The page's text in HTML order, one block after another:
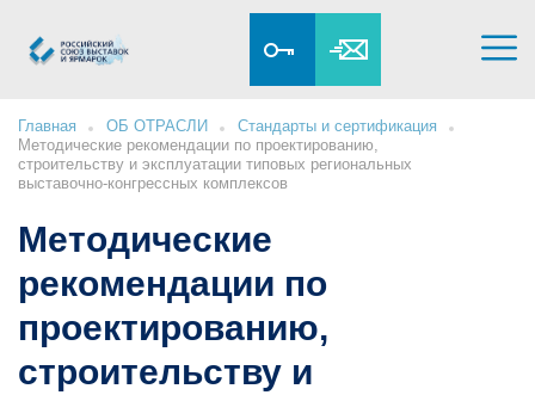
Главная ОБ ОТРАСЛИ
Стандарты и сертификация
Методические рекомендации по проектированию,
строительству и эксплуатации типовых региональных
выставочно-конгрессных комплексов
Методические
рекомендации по
проектированию,
строительству и